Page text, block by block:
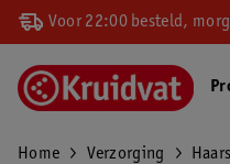
Voor 22:00 besteld,
Home Verzorging